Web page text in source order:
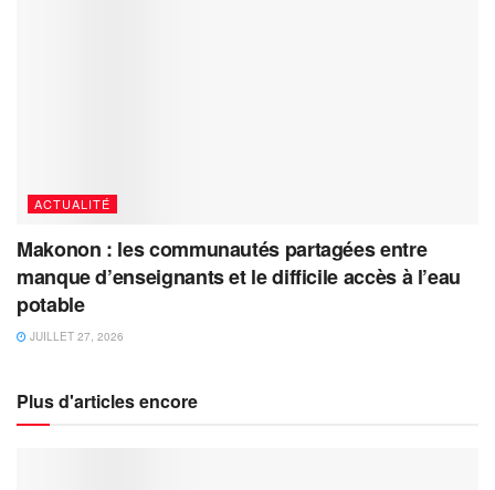
ACTUALITÉ
Makonon : les communautés partagées entre
manque d’enseignants et le difficile accès à l’eau
potable
JUILLET 27, 2026
Plus d'articles encore